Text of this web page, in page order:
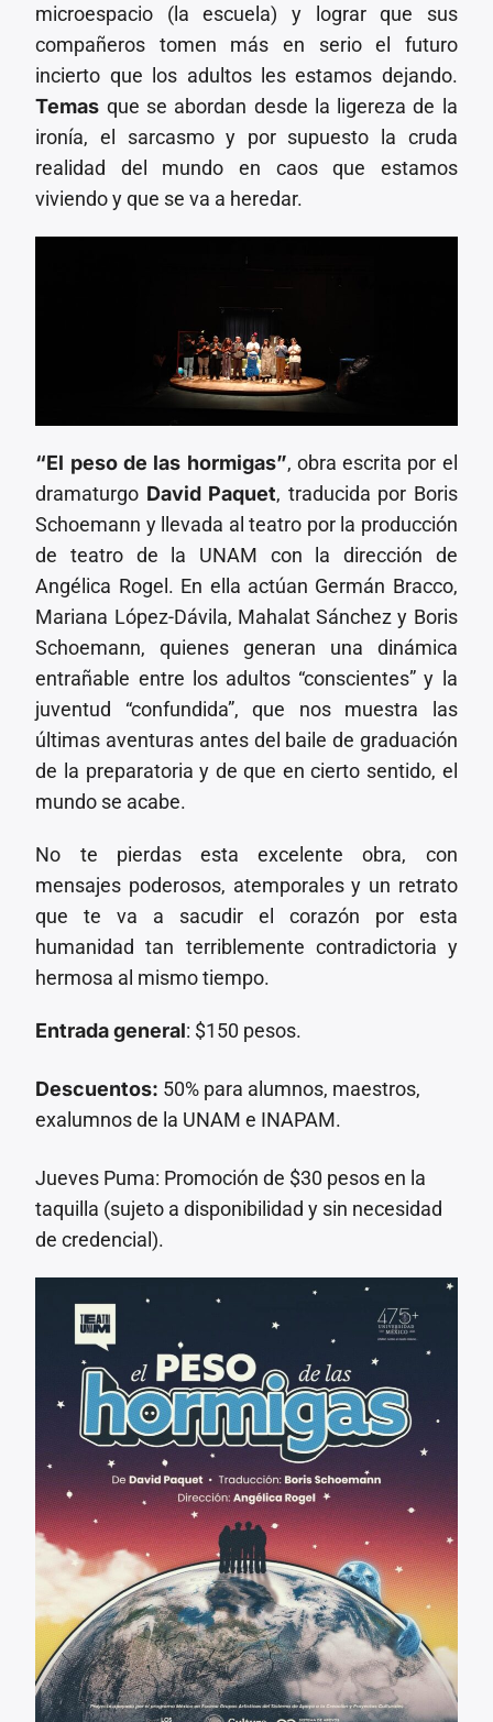
microespacio (la escuela) y lograr que sus
compañeros tomen más en serio el futuro
incierto que los adultos les estamos dejando.
Temas que se abordan desde la ligereza de la
ironía, el sarcasmo y por supuesto la cruda
realidad del mundo en caos que estamos
viviendo y que se va a heredar.
“El peso de las hormigas”, obra escrita por el
dramaturgo David Paquet, traducida por Boris
Schoemann y llevada al teatro por la producción
de teatro de la UNAM con la dirección de
Angélica Rogel. En ella actúan Germán Bracco,
Mariana López-Dávila, Mahalat Sánchez y Boris
Schoemann, quienes generan una dinámica
entrañable entre los adultos “conscientes” y la
juventud “confundida”, que nos muestra las
últimas aventuras antes del baile de graduación
de la preparatoria y de que en cierto sentido, el
mundo se acabe.
No te pierdas esta excelente obra, con
mensajes poderosos, atemporales y un retrato
que te va a sacudir el corazón por esta
humanidad tan terriblemente contradictoria y
hermosa al mismo tiempo.
Entrada general: $150 pesos.
Descuentos: 50% para alumnos, maestros,
exalumnos de la UNAM e INAPAM.
Jueves Puma: Promoción de $30 pesos en la
taquilla (sujeto a disponibilidad y sin necesidad
de credencial).